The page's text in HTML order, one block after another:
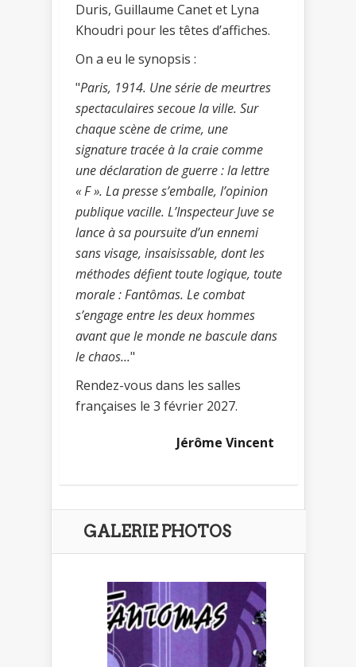
Duris, Guillaume Canet et Lyna
Khoudri pour les têtes d’affiches.
On a eu le synopsis :
"Paris, 1914. Une série de meurtres
spectaculaires secoue la ville. Sur
chaque scène de crime, une
signature tracée à la craie comme
une déclaration de guerre : la lettre
« F ». La presse s’emballe, l’opinion
publique vacille. L’Inspecteur Juve se
lance à sa poursuite d’un ennemi
sans visage, insaisissable, dont les
méthodes défient toute logique, toute
morale : Fantômas. Le combat
s’engage entre les deux hommes
avant que le monde ne bascule dans
le chaos..."
Rendez-vous dans les salles
françaises le 3 février 2027.
Jérôme Vincent
GALERIE PHOTOS